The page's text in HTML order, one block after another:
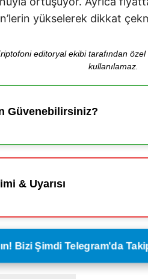
yükselerek dikkat
editoryal ekibi tarafından
kullanılamaz.
Güvenebilirsiniz?
& Uyarısı
Bizi Şimdi Telegram'da